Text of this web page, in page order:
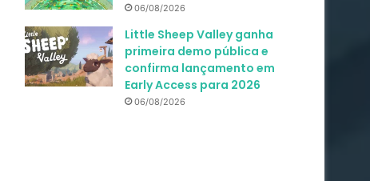
06/08/2026
Little Sheep Valley ganha
primeira demo pública e
confirma lançamento em
Early Access para 2026
06/08/2026